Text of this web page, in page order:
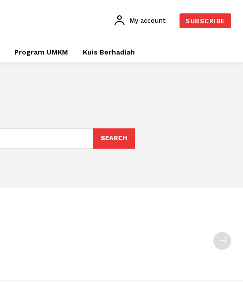
My account SUBSCRIBE
Program UMKM Kuis Berhadiah
SEARCH